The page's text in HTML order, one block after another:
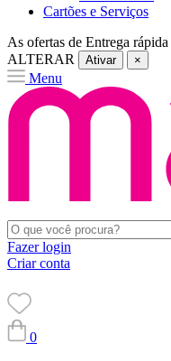
Cartões e Serviços
As ofertas de Entrega rápida
ALTERAR
Ativar ×
Menu
Fazer login
Criar conta
0